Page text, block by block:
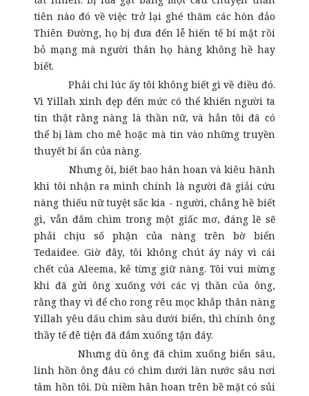
tiên nào đó về việc trở lại ghé thăm các hòn đảo
Thiên Đường, họ bị đưa đến lễ hiến tế bí mật rồi
bỏ mạng mà người thân họ hàng không hề hay
biết.
Phải chi lúc ấy tôi không biết gì về điều đó.
Vì Yillah xinh đẹp đến mức có thể khiến người ta
tin thật rằng nàng là thần nữ, và hẳn tôi đã có
thể bị làm cho mê hoặc mà tin vào những truyền
thuyết bí ẩn của nàng.
Nhưng ôi, biết bao hân hoan và kiêu hãnh
khi tôi nhận ra mình chính là người đã giải cứu
nàng thiếu nữ tuyệt sắc kia - người, chẳng hề biết
gì, vẫn đắm chìm trong một giấc mơ, đáng lẽ sẽ
phải chịu số phận của nàng trên bờ biển
Tedaidee. Giờ đây, tôi không chút áy náy vì cái
chết của Aleema, kẻ từng giữ nàng. Tôi vui mừng
khi đã gửi ông xuống với các vị thần của ông,
rằng thay vì để cho rong rêu mọc khắp thân nàng
Yillah yêu dấu chìm sâu dưới biển, thì chính ông
thầy tế đê tiện đã đắm xuống tận đáy.
Nhưng dù ông đã chìm xuống biển sâu,
linh hồn ông đâu có chìm dưới làn nước sâu nơi
tâm hồn tôi. Dù niềm hân hoan trên bề mặt có sủi